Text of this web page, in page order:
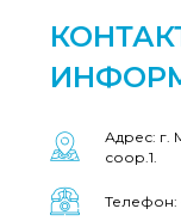
Адрес: г.
соор.1.
Телефон: